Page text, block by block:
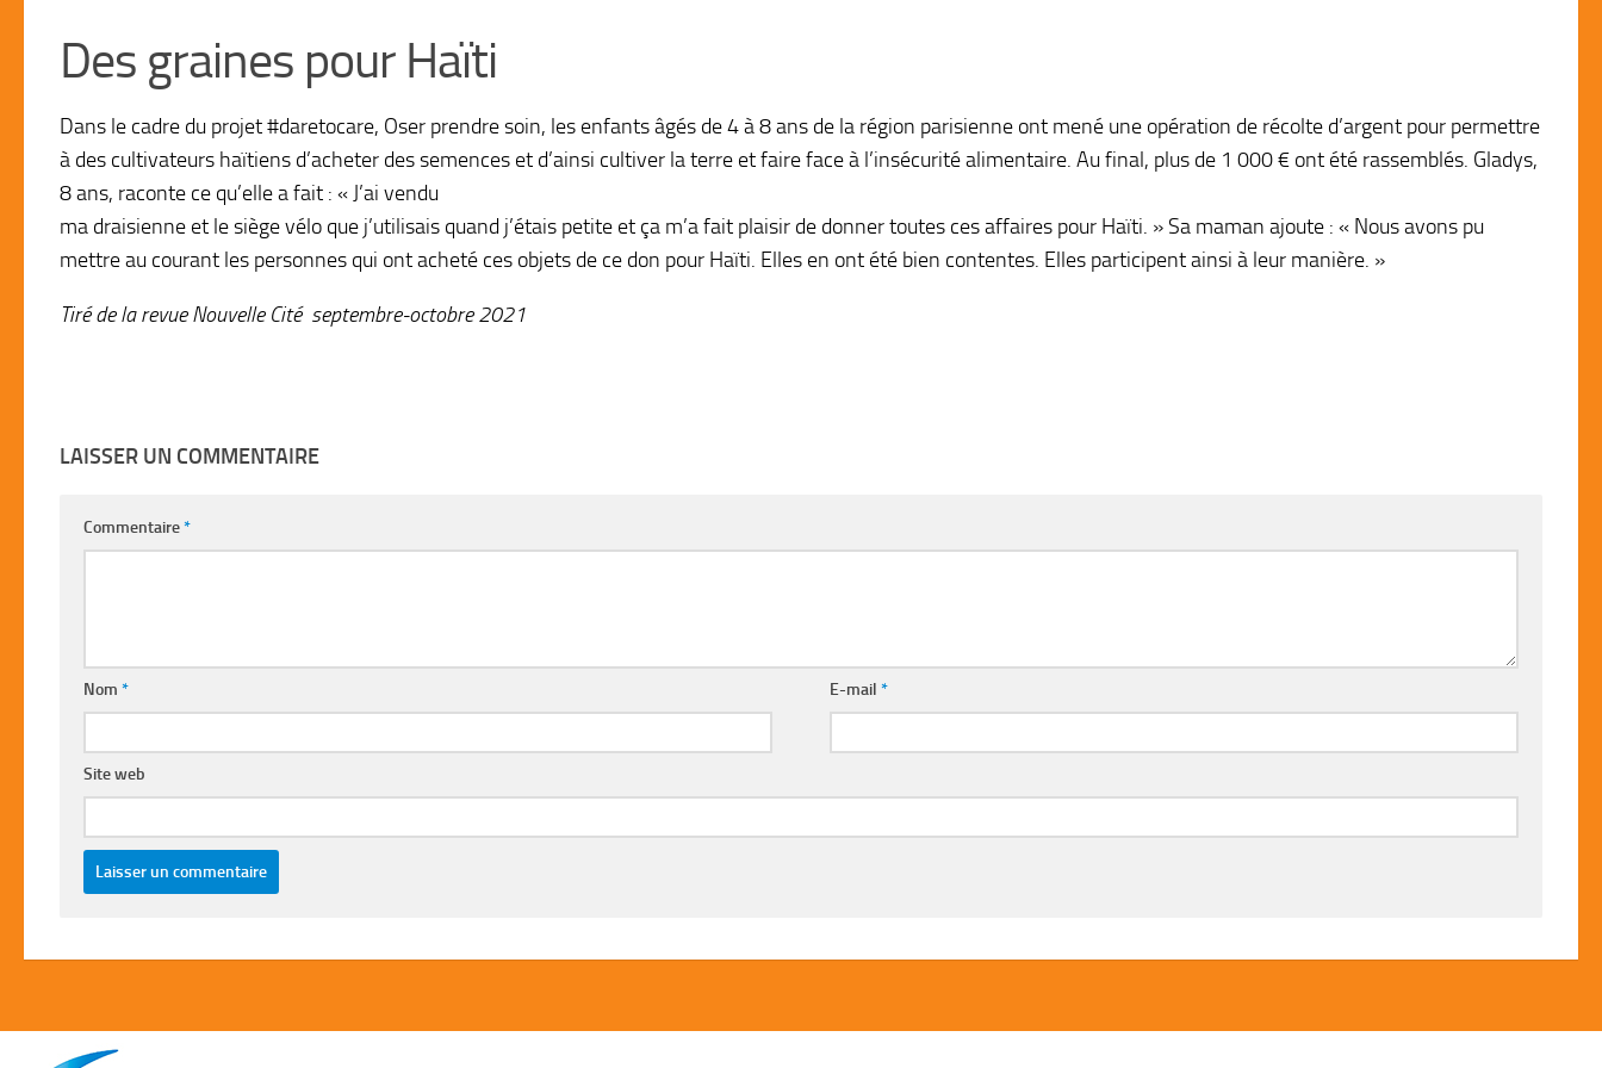
Des graines pour Haïti
Dans le cadre du projet #daretocare, Oser prendre soin, les enfants âgés de 4 à 8 ans de la région parisienne ont mené une opération de récolte d’argent pour permettre
à des cultivateurs haïtiens d’acheter des semences et d’ainsi cultiver la terre et faire face à l’insécurité alimentaire. Au final, plus de 1 000 € ont été rassemblés. Gladys,
8 ans, raconte ce qu’elle a fait : « J’ai vendu
ma draisienne et le siège vélo que j’utilisais quand j’étais petite et ça m’a fait plaisir de donner toutes ces affaires pour Haïti. » Sa maman ajoute : « Nous avons pu
mettre au courant les personnes qui ont acheté ces objets de ce don pour Haïti. Elles en ont été bien contentes. Elles participent ainsi à leur manière. »
Tiré de la revue Nouvelle Cité septembre-octobre 2021
LAISSER UN COMMENTAIRE
Commentaire*
Nom * E-mail*
Site web